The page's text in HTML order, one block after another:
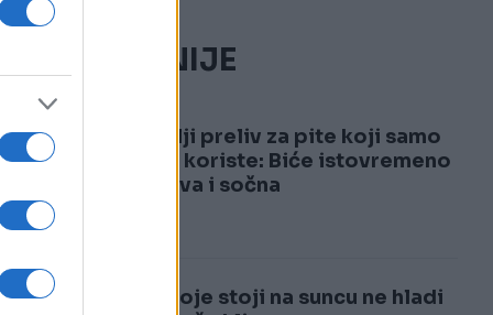
NAJČITANIJE
1
Najbolji preliv za pite koji samo
pekari koriste: Biće istovremeno
i hrskava i sočna
Auto koje stoji na suncu ne hladi